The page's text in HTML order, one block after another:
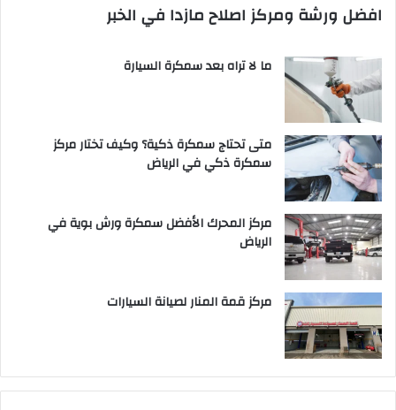
افضل ورشة ومركز اصلاح مازدا في الخبر
ما لا تراه بعد سمكرة السيارة
متى تحتاج سمكرة ذكية؟ وكيف تختار مركز
سمكرة ذكي في الرياض
مركز المحرك الأفضل سمكرة ورش بوية في
الرياض
مركز قمة المنار لصيانة السيارات